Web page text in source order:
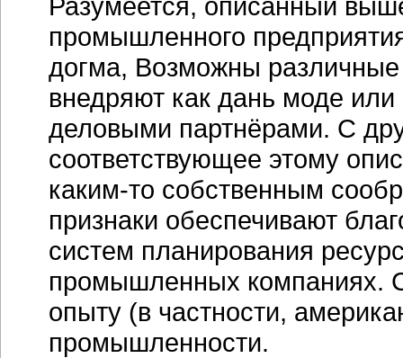
промышленного
догма, Возможны различные
внедряют как дань моде или
деловыми партнёрами. С
соответствующее этому
каким-то собственным
признаки обеспечивают
систем планирования
промышленных компаниях.
опыту (в частности,
промышленности.